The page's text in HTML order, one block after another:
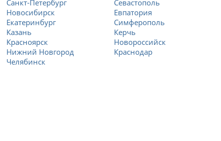
Санкт-Петербург
Новосибирск
Екатеринбург
Казань
Красноярск
Нижний Новгород
Челябинск
Севастополь
Евпатория
Симферополь
Керчь
Новороссийск
Краснодар